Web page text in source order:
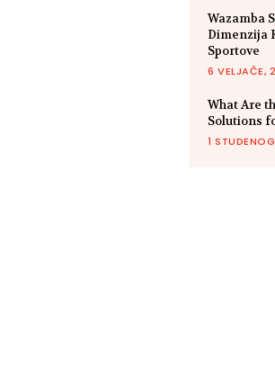
Wazamba
Dimenzija
Sportove
6 VELJAČE,
What Are
Solutions
1